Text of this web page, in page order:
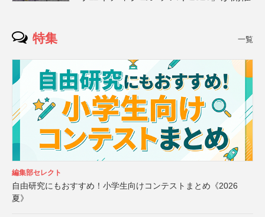
特集 一覧
編集部セレクト
自由研究にもおすすめ！小学生向けコンテストまとめ《2026
夏》